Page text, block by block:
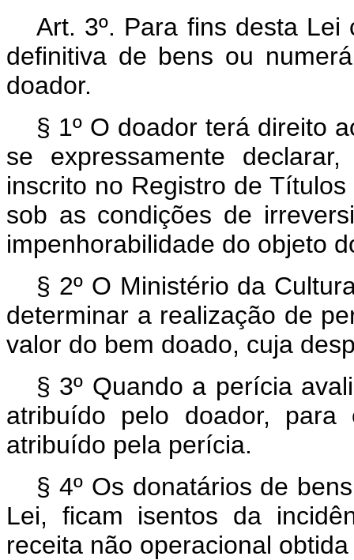
Art. 3º. Para fins desta Lei
definitiva de bens ou
doador.
§ 1º O doador terá direito
se expressamente
inscrito no Registro de
sob as condições de
impenhorabilidade do objeto
§ 2º O Ministério da
determinar a realização de
valor do bem doado, cuja
§ 3º Quando a perícia
atribuído pelo doador, para
atribuído pela perícia.
§ 4º Os donatários de
Lei, ficam isentos da
receita não operacional